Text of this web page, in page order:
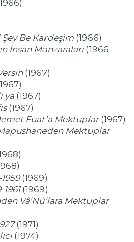
Şey Be Kardeşim (1966)
İnsan Manzaraları (1966-
(1967)
ya (1967)
(1967)
Fuat’a Mektuplar(1967)
Mektuplar
(1969)
(1969)
Vâ’Nû’lara Mektuplar
(1971)
(1974)